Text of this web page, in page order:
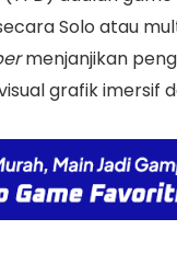
Solo atau
menjanjikan
grafik imersif